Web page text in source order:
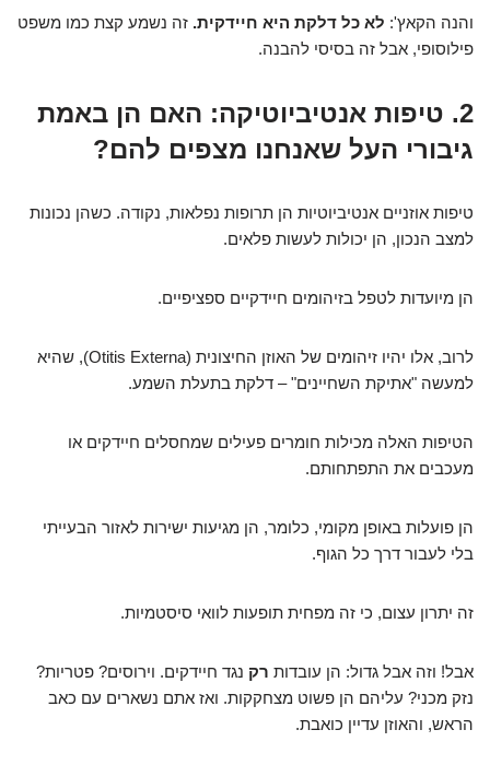
והנה הקאץ': לא כל דלקת היא חיידקית. זה נשמע קצת כמו משפט
פילוסופי, אבל זה בסיסי להבנה.
2. טיפות אנטיביוטיקה: האם הן באמת
גיבורי העל שאנחנו מצפים להם?
טיפות אוזניים אנטיביוטיות הן תרופות נפלאות, נקודה. כשהן נכונות
למצב הנכון, הן יכולות לעשות פלאים.
הן מיועדות לטפל בזיהומים חיידקיים ספציפיים.
לרוב, אלו יהיו זיהומים של האוזן החיצונית (Otitis Externa), שהיא
למעשה "אתיקת השחיינים" – דלקת בתעלת השמע.
הטיפות האלה מכילות חומרים פעילים שמחסלים חיידקים או
מעכבים את התפתחותם.
הן פועלות באופן מקומי, כלומר, הן מגיעות ישירות לאזור הבעייתי
בלי לעבור דרך כל הגוף.
זה יתרון עצום, כי זה מפחית תופעות לוואי סיסטמיות.
אבל! וזה אבל גדול: הן עובדות רק נגד חיידקים. וירוסים? פטריות?
נזק מכני? עליהם הן פשוט מצחקקות. ואז אתם נשארים עם כאב
הראש, והאוזן עדיין כואבת.